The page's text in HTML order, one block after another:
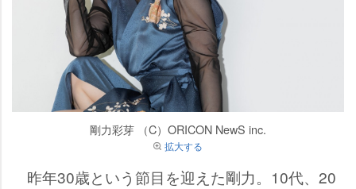
剛力彩芽 （C）ORICON NewS inc.
拡大する
昨年30歳という節目を迎えた剛力。10代、20